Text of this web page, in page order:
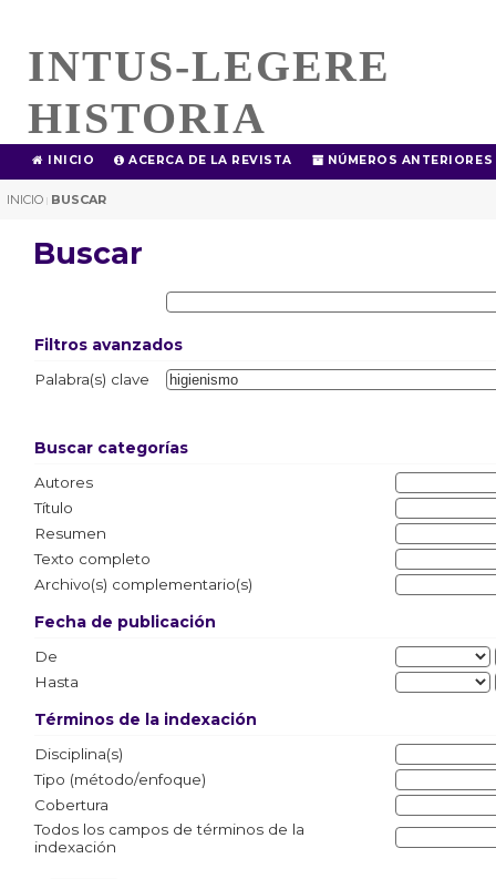
INTUS-LEGERE
HISTORIA
INICIO ACERCA DE LA REVISTA NÚMEROS ANTERIORES
INICIO | BUSCAR
Buscar
Filtros avanzados
Palabra(s) clave
Buscar categorías
Autores
Título
Resumen
Texto completo
Archivo(s) complementario(s)
Fecha de publicación
De
Hasta
Términos de la indexación
Disciplina(s)
Tipo (método/enfoque)
Cobertura
Todos los campos de términos de la
indexación